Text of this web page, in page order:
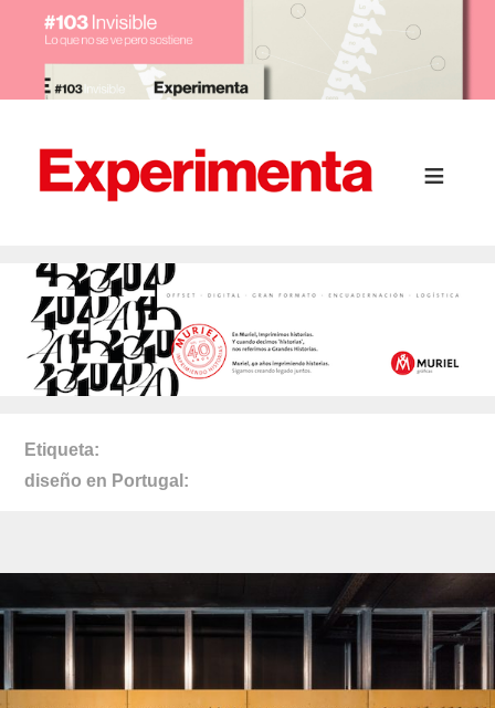
Etiqueta
diseño en Portugal